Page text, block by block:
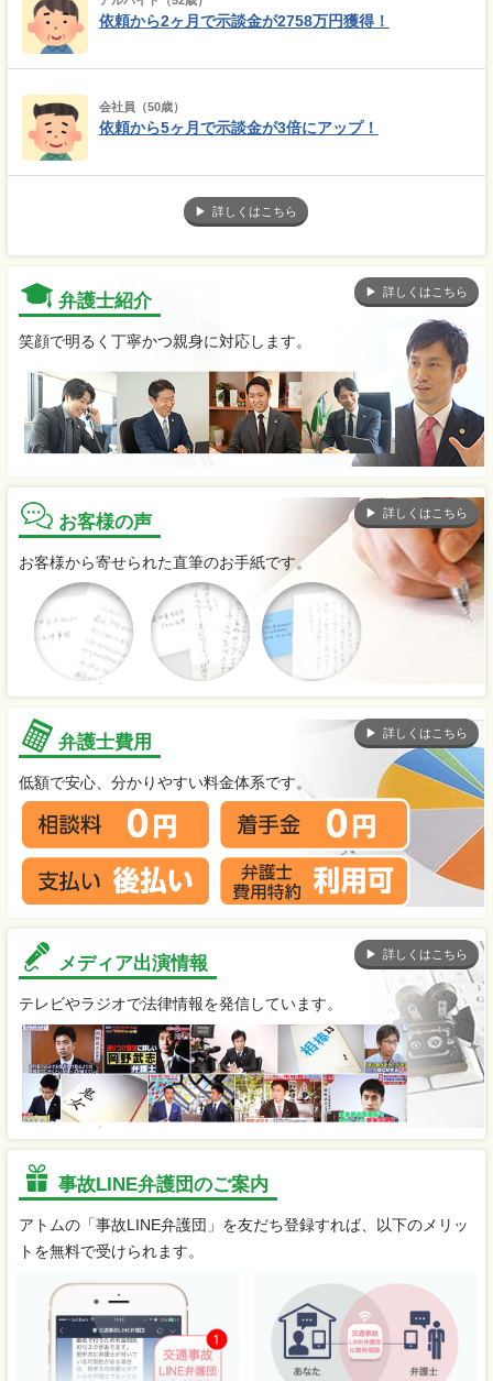
依頼から2ヶ月で示談金が2758万円獲得！
会社員（50歳）
依頼から5ヶ月で示談金が3倍にアップ！
詳しくはこちら
弁護士紹介 詳しくはこちら
笑顔で明るく丁寧かつ親身に対応します。
お客様の声 詳しくはこちら
お客様から寄せられた直筆のお手紙です。
弁護士費用 詳しくはこちら
低額で安心、分かりやすい料金体系です。
メディア出演情報 詳しくはこちら
テレビやラジオで法律情報を発信しています。
事故LINE弁護団のご案内
アトムの「事故LINE弁護団」を友だち登録すれば、以下のメリッ
トを無料で受けられます。